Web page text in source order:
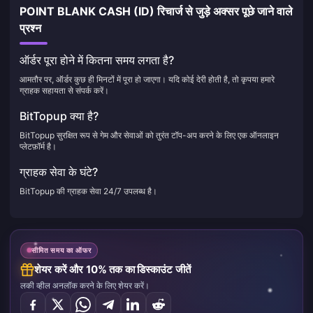
POINT BLANK CASH (ID) रिचार्ज से जुड़े अक्सर पूछे जाने वाले
प्रश्न
ऑर्डर पूरा होने में कितना समय लगता है?
आमतौर पर, ऑर्डर कुछ ही मिनटों में पूरा हो जाएगा। यदि कोई देरी होती है, तो कृपया हमारे
ग्राहक सहायता से संपर्क करें।
BitTopup क्या है?
BitTopup सुरक्षित रूप से गेम और सेवाओं को तुरंत टॉप-अप करने के लिए एक ऑनलाइन
प्लेटफ़ॉर्म है।
ग्राहक सेवा के घंटे?
BitTopup की ग्राहक सेवा 24/7 उपलब्ध है।
सीमित समय का ऑफर
शेयर करें और 10% तक का डिस्काउंट जीतें
लकी व्हील अनलॉक करने के लिए शेयर करें।